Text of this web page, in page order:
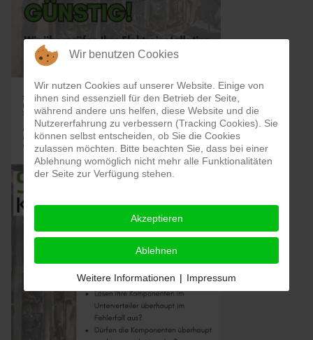
Wir benutzen Cookies
Wir nutzen Cookies auf unserer Website. Einige von
ihnen sind essenziell für den Betrieb der Seite,
während andere uns helfen, diese Website und die
Nutzererfahrung zu verbessern (Tracking Cookies). Sie
können selbst entscheiden, ob Sie die Cookies
zulassen möchten. Bitte beachten Sie, dass bei einer
Ablehnung womöglich nicht mehr alle Funktionalitäten
der Seite zur Verfügung stehen.
Akzeptieren
Ablehnen
Weitere Informationen | Impressum